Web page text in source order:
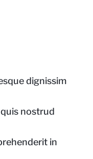
dignissim
nostrud
in